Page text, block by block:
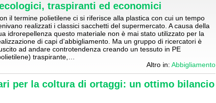
traspiranti ed economici
il termine polietilene ci si riferisce alla plastica con cui un tempo
realizzati i classici sacchetti del supermercato. A causa della
idrorepellenza questo materiale non è mai stato utilizzato per la
di capi d’abbigliamento. Ma un gruppo di ricercatori è
ad andare controtendenza creando un tessuto in PE
traspirante,…
Altro in: Abbigliamento
per la coltura di ortaggi: un ottimo bilancio